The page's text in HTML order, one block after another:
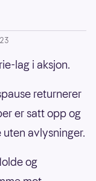
lag i aksjon.
returnerer
er satt opp og
avlysninger.
og